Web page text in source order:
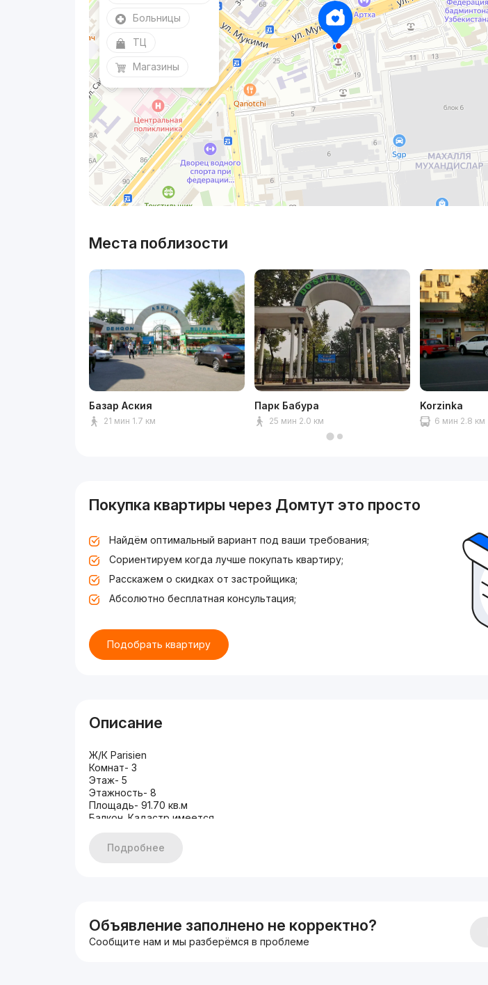
Больницы
ТЦ
Магазины
Места поблизости
Базар Аския
21 мин 1.7 км
Парк Бабура
25 мин 2.0 км
Korzinka
6 мин 2.8 км
Покупка квартиры через Домтут это просто
Найдём оптимальный вариант под ваши требования;
Сориентируем когда лучше покупать квартиру;
Расскажем о скидках от застройщика;
Абсолютно бесплатная консультация;
Подобрать квартиру
Описание
Ж/К Parisien
Комнат- 3
Этаж- 5
Этажность- 8
Площадь- 91.70 кв.м
Балкон. Кадастр имеется.
Стил: хай тек/минимализм
Укомплектована новой качественной мебелью, бытовой техникой
Подробнее
Объявление заполнено не корректно?
Сообщите нам и мы разберёмся в проблеме